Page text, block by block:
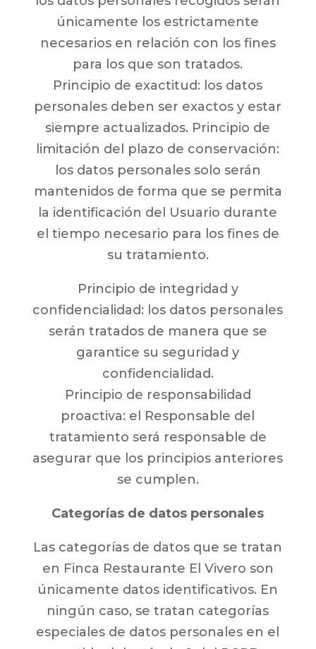
únicamente los estrictamente
necesarios en relación con los fines
para los que son tratados.
Principio de exactitud: los datos
personales deben ser exactos y estar
siempre actualizados. Principio de
limitación del plazo de conservación:
los datos personales solo serán
mantenidos de forma que se permita
la identificación del Usuario durante
el tiempo necesario para los fines de
su tratamiento.
Principio de integridad y
confidencialidad: los datos personales
serán tratados de manera que se
garantice su seguridad y
confidencialidad.
Principio de responsabilidad
proactiva: el Responsable del
tratamiento será responsable de
asegurar que los principios anteriores
se cumplen.
Categorías de datos personales
Las categorías de datos que se tratan
en Finca Restaurante El Vivero son
únicamente datos identificativos. En
ningún caso, se tratan categorías
especiales de datos personales en el